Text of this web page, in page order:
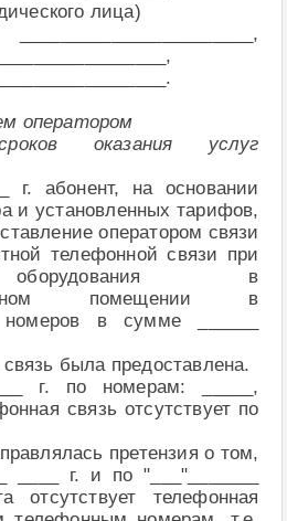
лица)
оператором
оказания услуг
г. абонент, на основании
и установленных тарифов,
оператором связи
телефонной связи при
в
помещении в
номеров в сумме ______
была предоставлена.
г. по номерам: _____,
связь отсутствует по
претензия о том,
____ г. и по "___"_______
отсутствует телефонная